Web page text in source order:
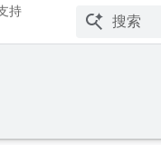
持